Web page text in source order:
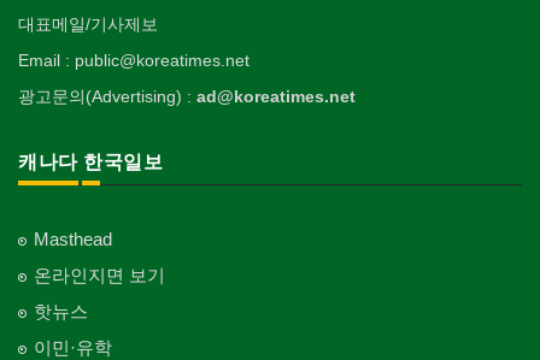
대표메일/기사제보
Email : public@koreatimes.net
광고문의(Advertising) : ad@koreatimes.net
캐나다 한국일보
Masthead
온라인지면 보기
핫뉴스
이민·유학